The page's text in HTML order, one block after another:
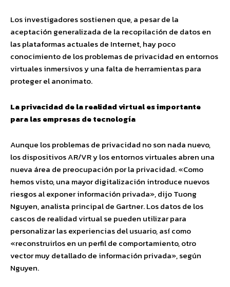
Los investigadores sostienen que, a pesar de la
aceptación generalizada de la recopilación de datos en
las plataformas actuales de Internet, hay poco
conocimiento de los problemas de privacidad en entornos
virtuales inmersivos y una falta de herramientas para
proteger el anonimato.
La privacidad de la realidad virtual es importante
para las empresas de tecnología
Aunque los problemas de privacidad no son nada nuevo,
los dispositivos AR/VR y los entornos virtuales abren una
nueva área de preocupación por la privacidad. «Como
hemos visto, una mayor digitalización introduce nuevos
riesgos al exponer información privada», dijo Tuong
Nguyen, analista principal de Gartner. Los datos de los
cascos de realidad virtual se pueden utilizar para
personalizar las experiencias del usuario, así como
«reconstruirlos en un perfil de comportamiento, otro
vector muy detallado de información privada», según
Nguyen.